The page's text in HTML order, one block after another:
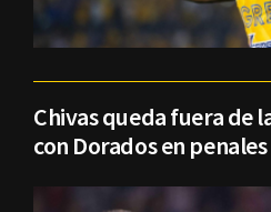
Chivas queda fuera de
con Dorados en penales